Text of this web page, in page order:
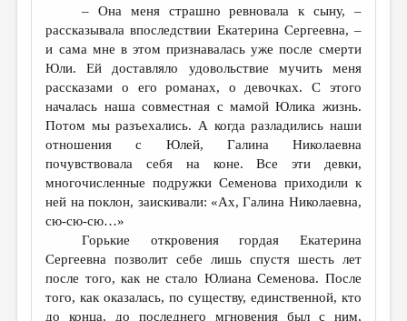
– Она меня страшно ревновала к сыну, –
рассказывала впоследствии Екатерина Сергеевна, –
и сама мне в этом признавалась уже после смерти
Юли. Ей доставляло удовольствие мучить меня
рассказами о его романах, о девочках. С этого
началась наша совместная с мамой Юлика жизнь.
Потом мы разъехались. А когда разладились наши
отношения с Юлей, Галина Николаевна
почувствовала себя на коне. Все эти девки,
многочисленные подружки Семенова приходили к
ней на поклон, заискивали: «Ах, Галина Николаевна,
сю-сю-сю…»
Горькие откровения гордая Екатерина
Сергеевна позволит себе лишь спустя шесть лет
после того, как не стало Юлиана Семенова. После
того, как оказалась, по существу, единственной, кто
до конца, до последнего мгновения был с ним,